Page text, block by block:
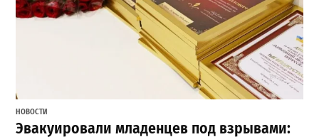
НОВОСТИ
Эвакуировали младенцев под взрывами: